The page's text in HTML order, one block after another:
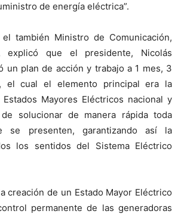
de energía eléctrica”.
también Ministro de Comunicación,
explicó que el presidente, Nicolás
un plan de acción y trabajo a 1 mes, 3
el cual el elemento principal era la
Mayores Eléctricos nacional y
solucionar de manera rápida toda
se presenten, garantizando así la
los sentidos del Sistema Eléctrico
creación de un Estado Mayor Eléctrico
permanente de las generadoras